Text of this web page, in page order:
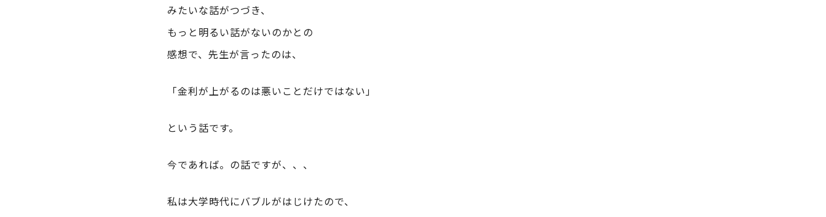
みたいな話がつづき、
もっと明るい話がないのかとの
感想で、先生が言ったのは、
「金利が上がるのは悪いことだけではない」
という話です。
今であれば。の話ですが、、、
私は大学時代にバブルがはじけたので、